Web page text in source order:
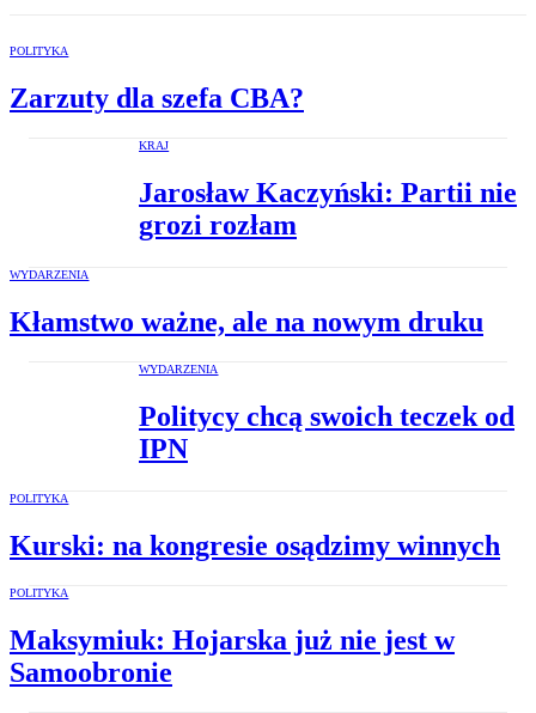
POLITYKA
Zarzuty dla szefa CBA?
KRAJ
Jarosław Kaczyński: Partii nie
grozi rozłam
WYDARZENIA
Kłamstwo ważne, ale na nowym druku
WYDARZENIA
Politycy chcą swoich teczek od
IPN
POLITYKA
Kurski: na kongresie osądzimy winnych
POLITYKA
Maksymiuk: Hojarska już nie jest w
Samoobronie